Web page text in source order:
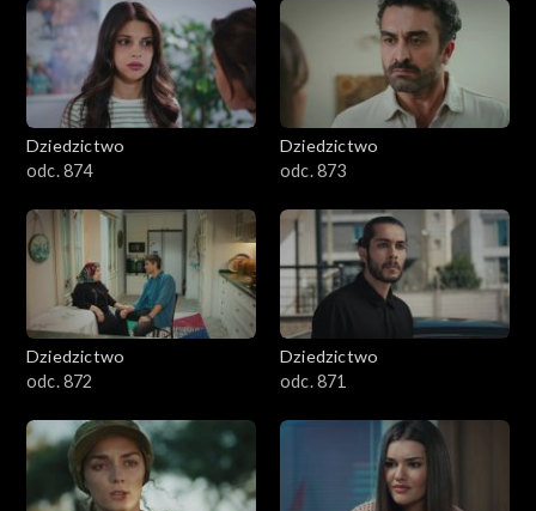
Dziedzictwo
odc. 874
Dziedzictwo
odc. 873
Dziedzictwo
odc. 872
Dziedzictwo
odc. 871